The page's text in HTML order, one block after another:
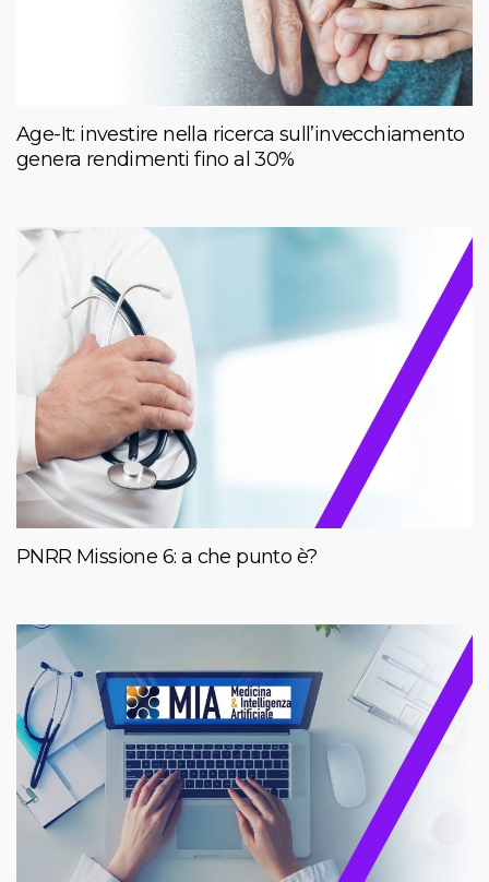
Age-It: investire nella ricerca sull’invecchiamento
genera rendimenti fino al 30%
PNRR Missione 6: a che punto è?